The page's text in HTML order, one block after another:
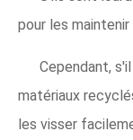
pour les
Cependant,
matériaux
les visser